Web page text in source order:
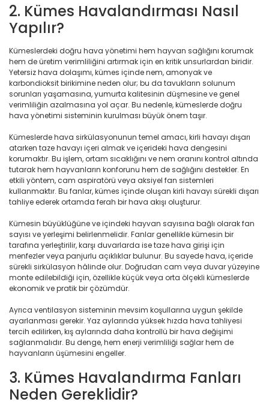
2. Kümes Havalandırması Nasıl
Yapılır?
Kümeslerdeki doğru hava yönetimi hem hayvan sağlığını korumak
hem de üretim verimliliğini artırmak için en kritik unsurlardan biridir.
Yetersiz hava dolaşımı, kümes içinde nem, amonyak ve
karbondioksit birikimine neden olur; bu da tavukların solunum
sorunları yaşamasına, yumurta kalitesinin düşmesine ve genel
verimliliğin azalmasına yol açar. Bu nedenle, kümeslerde doğru
hava yönetimi sisteminin kurulması büyük önem taşır.
Kümeslerde hava sirkülasyonunun temel amacı, kirli havayı dışarı
atarken taze havayı içeri almak ve içerideki hava dengesini
korumaktır. Bu işlem, ortam sıcaklığını ve nem oranını kontrol altında
tutarak hem hayvanların konforunu hem de sağlığını destekler. En
etkili yöntem, cam aspiratörü veya aksiyel fan sistemleri
kullanmaktır. Bu fanlar, kümes içinde oluşan kirli havayı sürekli dışarı
tahliye ederek ortamda ferah bir hava akışı oluşturur.
Kümesin büyüklüğüne ve içindeki hayvan sayısına bağlı olarak fan
sayısı ve yerleşimi belirlenmelidir. Fanlar genellikle kümesin bir
tarafına yerleştirilir, karşı duvarlarda ise taze hava girişi için
menfezler veya panjurlu açıklıklar bulunur. Bu sayede hava, içeride
sürekli sirkülasyon hâlinde olur. Doğrudan cam veya duvar yüzeyine
monte edilebildiği için, özellikle küçük veya orta ölçekli kümeslerde
ekonomik ve pratik bir çözümdür.
Ayrıca ventilasyon sisteminin mevsim koşullarına uygun şekilde
ayarlanması gerekir. Yaz aylarında yüksek hızda hava tahliyesi
tercih edilirken, kış aylarında daha kontrollü bir hava değişimi
sağlanmalıdır. Bu denge, hem enerji verimliliği sağlar hem de
hayvanların üşümesini engeller.
3. Kümes Havalandırma Fanları
Neden Gereklidir?